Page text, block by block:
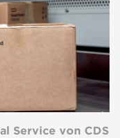
Service von CDS